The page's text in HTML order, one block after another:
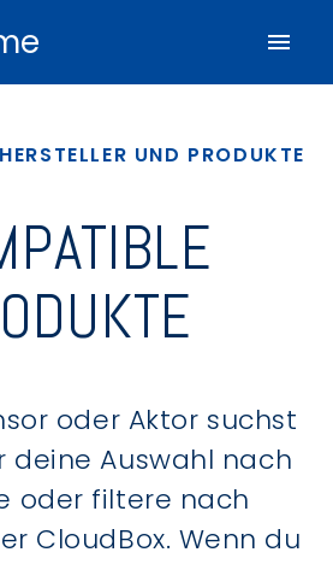
UND PRODUKTE
oder Aktor suchst
deine Auswahl nach
oder filtere nach
CloudBox. Wenn du